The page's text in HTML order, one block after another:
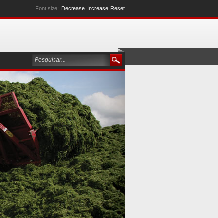
Font size: Decrease Increase Reset